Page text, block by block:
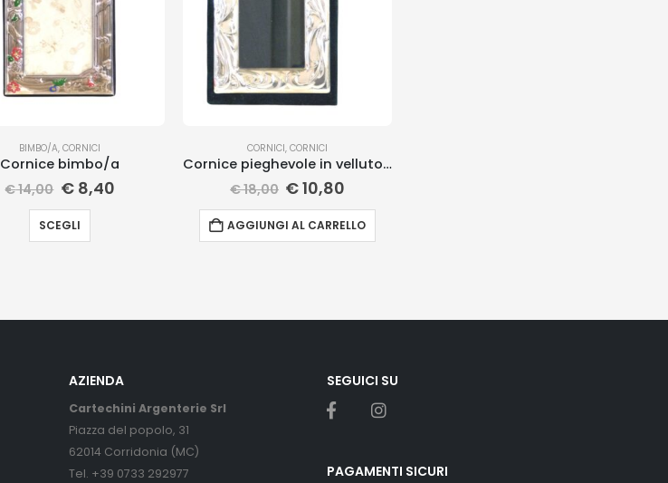
BIMBO/A, CORNICI
Cornice bimbo/a
€14,00 €8,40
SCEGLI
CORNICI,CORNICI
Cornice pieghevole in velluto verde
€18,00 €10,80
AGGIUNGI AL CARRELLO
AZIENDA
Cartechini Argenterie Srl
Piazza del popolo, 31
62014 Corridonia (MC)
Tel. +39 0733 292977
SEGUICI SU
PAGAMENTI SICURI